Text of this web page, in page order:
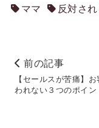
ママ
反対さ
前の記事
【セールスが苦痛】
われない３つのポイン